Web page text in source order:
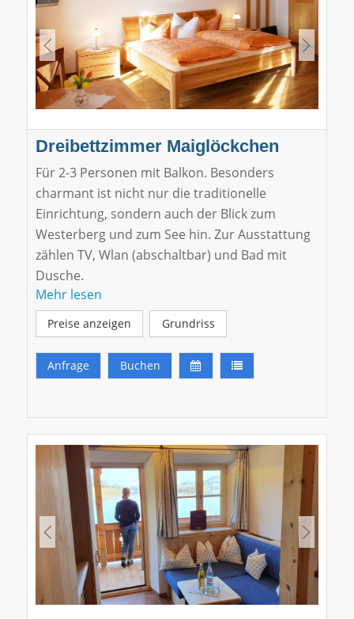
Dreibettzimmer Maiglöckchen
Für 2-3 Personen mit Balkon. Besonders
charmant ist nicht nur die traditionelle
Einrichtung, sondern auch der Blick zum
Westerberg und zum See hin. Zur Ausstattung
zählen TV, Wlan (abschaltbar) und Bad mit
Dusche.
Klicken Sie hier für eine virtuelle Tour.
Mehr lesen
Preise anzeigen Grundriss
Anfrage Buchen